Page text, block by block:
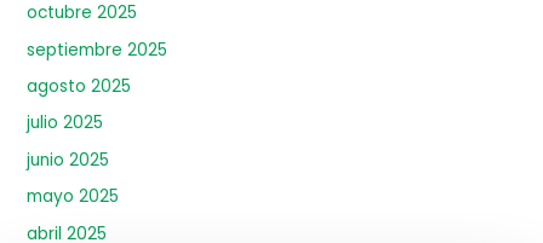
octubre 2025
septiembre 2025
agosto 2025
julio 2025
junio 2025
mayo 2025
abril 2025